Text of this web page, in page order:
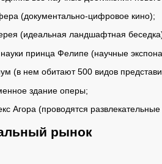
(документально-цифровое кино);
(идеальная ландшафтная
принца Фелипе (научные
(в нем обитают 500 видов
здание оперы;
Агора (проводятся
рынок